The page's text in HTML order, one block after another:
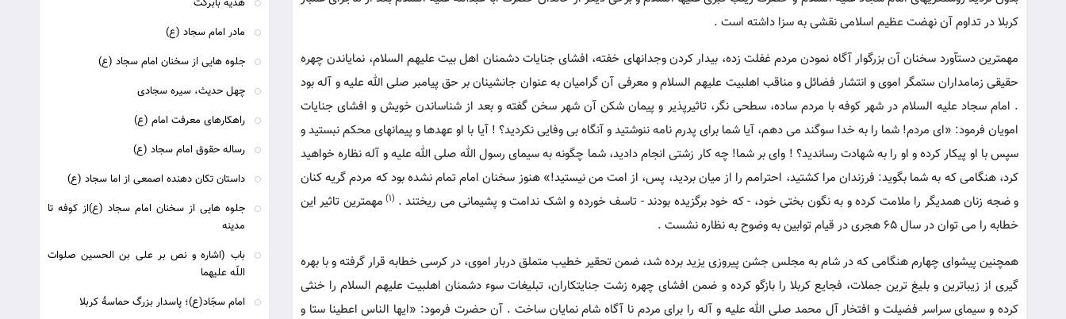
کربلا در تداوم آن نهضت عظیم اسلامی نقشی به سزا داشته است .
مهمترین دستآورد سخنان آن بزرگوار آگاه نمودن مردم غفلت زده، بیدار کردن وجدانهای خفته، افشای جنایات دشمنان اهل بیت علیهم السلام، نمایاندن چهره
حقیقی زمامداران ستمگر اموی و انتشار فضائل و مناقب اهلبیت علیهم السلام و معرفی آن گرامیان به عنوان جانشینان بر حق پیامبر صلی الله علیه و آله بود
. امام سجاد علیه السلام در شهر کوفه با مردم ساده، سطحی نگر، تاثیرپذیر و پیمان شکن آن شهر سخن گفته و بعد از شناساندن خویش و افشای جنایات
امویان فرمود: «ای مردم! شما را به خدا سوگند می دهم، آیا شما برای پدرم نامه ننوشتید و آنگاه بی وفایی نکردید؟ ! آیا با او عهدها و پیمانهای محکم نبستید و
سپس با او پیکار کرده و او را به شهادت رساندید؟ ! وای بر شما! چه کار زشتی انجام دادید، شما چگونه به سیمای رسول الله صلی الله علیه و آله نظاره خواهید
کرد، هنگامی که به شما بگوید: فرزندان مرا کشتید، احترامم را از میان بردید، پس، از امت من نیستید!» هنوز سخنان امام تمام نشده بود که مردم گریه کنان
و ضجه زنان همدیگر را ملامت کرده و به نگون بختی خود، - که خود برگزیده بودند - تاسف خورده و اشک ندامت و پشیمانی می ریختند . (1)
مهمترین تاثیر این
خطابه را می توان در سال 65 هجری در قیام توابین به وضوح به نظاره نشست .
همچنین پیشوای چهارم هنگامی که در شام به مجلس جشن پیروزی یزید برده شد، ضمن تحقیر خطیب متملق دربار اموی، در کرسی خطابه قرار گرفته و با بهره
گیری از زیباترین و بلیغ ترین جملات، فجایع کربلا را بازگو کرده و ضمن افشای چهره زشت جنایتکاران، تبلیغات سوء دشمنان اهلبیت علیهم السلام را خنثی
کرده و سیمای سراسر فضیلت و افتخار آل محمد صلی الله علیه و آله را برای مردم نا آگاه شام نمایان ساخت . آن حضرت فرمود: «ایها الناس اعطینا ستا و
هدیه بابرکت
مادر امام سجاد (ع)
جلوه هایی از سخنان امام سجاد (ع)
چهل حديث، سيره سجادى
راهکارهای معرفت امام (ع)
رساله حقوق امام سجاد (ع)
داستان تكان دهنده اصمعى‏ از اما سجاد (ع)
جلوه هایی از سخنان امام سجاد (ع)از کوفه تا
مدینه
باب (اشاره و نص بر على بن الحسين صلوات
اللّه عليهما
امام سجّاد(ع)؛ پاسدار بزرگ حماسۀ كربلا